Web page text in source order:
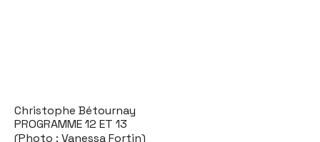
Christophe Bétournay
PROGRAMME 12 ET 13
(Photo : Vanessa Fortin)